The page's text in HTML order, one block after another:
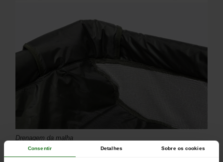
Consentir Detalhes Sobre os cookies
Drenagem da malha